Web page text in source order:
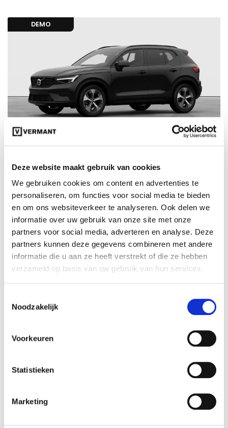
Deze website maakt gebruik van cookies
We gebruiken cookies om content en advertenties te
personaliseren, om functies voor social media te bieden
en om ons websiteverkeer te analyseren. Ook delen we
informatie over uw gebruik van onze site met onze
partners voor social media, adverteren en analyse. Deze
partners kunnen deze gegevens combineren met andere
informatie die u aan ze heeft verstrekt of die ze hebben
verzameld op basis van uw gebruik van hun services.
Noodzakelijk
Voorkeuren
Statistieken
Marketing
DEMO
10407066
Dark
Automaat 250 km
Benzine
Verkocht